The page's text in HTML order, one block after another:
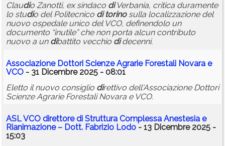
Claudio Zanotti, ex sindaco diVerbania, critica duramente
lo studio del Politecnico di torinosulla localizzazione del
nuovo ospedale unico del VCO, definendolo un
documento “inutile” che non porta alcun contributo
nuovo a un dibattito vecchio didecenni.
Associazione Dottori Scienze Agrarie Forestali Novara e
VCO - 31 Dicembre 2025 - 08:01
Eletto il nuovo consiglio direttivo dell'Associazione Dottori
Scienze Agrarie Forestali Novara e VCO.
ASL VCO direttoredi Struttura Complessa Anestesia e
Rianimazione – Dott. Fabrizio Lodo - 13 Dicembre 2025 -
15:03